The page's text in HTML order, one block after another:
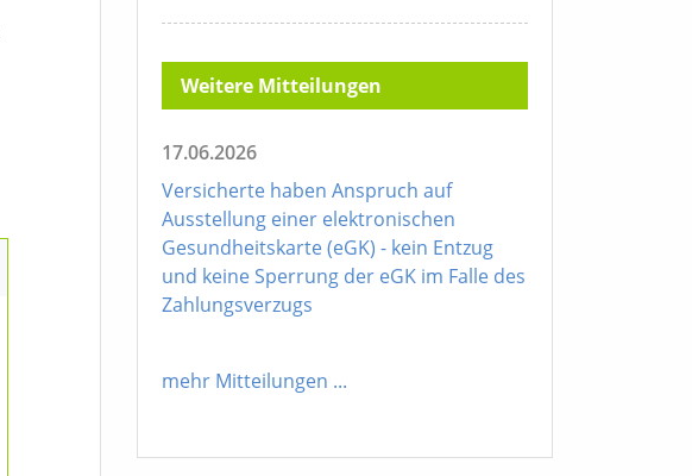
Weitere Mitteilungen
17.06.2026
Versicherte haben Anspruch auf
Ausstellung einer elektronischen
Gesundheitskarte (eGK) - kein Entzug
und keine Sperrung der eGK im Falle des
Zahlungsverzugs
mehr Mitteilungen ...